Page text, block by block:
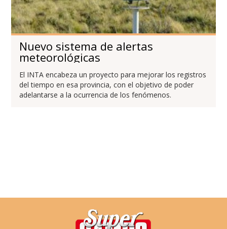
Nuevo sistema de alertas
meteorológicas
El INTA encabeza un proyecto para mejorar los registros
del tiempo en esa provincia, con el objetivo de poder
adelantarse a la ocurrencia de los fenómenos.